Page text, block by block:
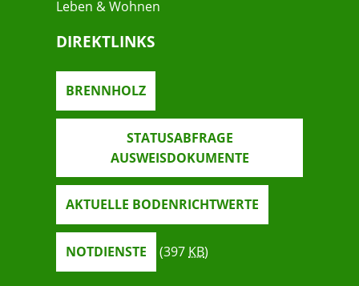
Leben & Wohnen
DIREKTLINKS
BRENNHOLZ
STATUSABFRAGE
AUSWEISDOKUMENTE
AKTUELLE BODENRICHTWERTE
NOTDIENSTE (397 KB)